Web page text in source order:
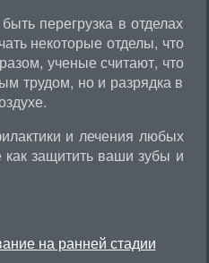
перегрузка в отделах
некоторые отделы, что
ученые считают, что
трудом, но и разрядка в
и лечения любых
защитить ваши зубы и
на ранней стадии